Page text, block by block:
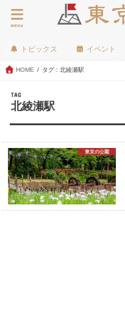
menu
トピックス イベント
HOME タグ : 北綾瀬駅
TAG
北綾瀬駅
東京の公園